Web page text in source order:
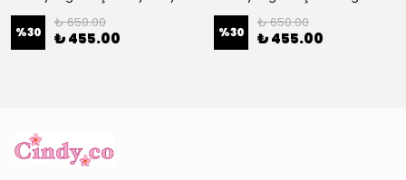
%30
₺ 650.00
₺ 455.00 %30
₺ 650.00
₺ 455.00